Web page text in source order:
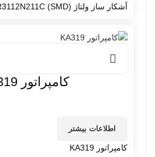
آشکار ساز ولتاژ R3112N211C (SMD)
کامپراتور KA319
اطلاعات بیشتر
کامپراتور KA319